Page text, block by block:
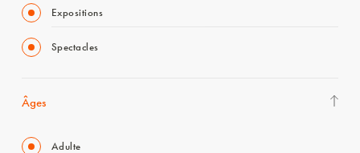
Expositions
Spectacles
Âges
Adulte